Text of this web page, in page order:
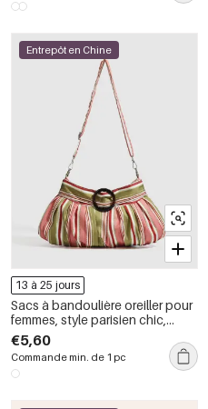
Entrepôt en Chine
13 à 25 jours
Sacs à bandoulière oreiller pour
femmes, style parisien chic,
rayures imprimées, couleurs
mélangées, en polyester.
€5,60
Commande min. de 1 pc